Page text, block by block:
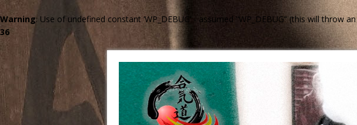
Warning: Use of undefined constant ‘WP_DEBUG’ - assumed '‘WP_DEBUG’' (this will throw
36